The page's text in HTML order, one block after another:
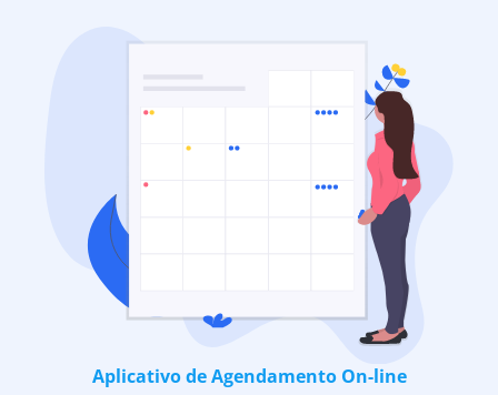
Aplicativo de Agendamento On-line